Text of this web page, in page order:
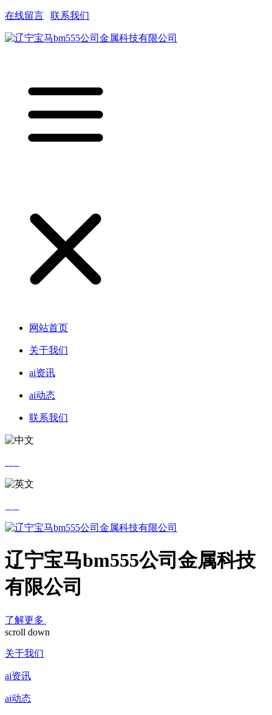
在线留言 联系我们
网站首页
关于我们
ai资讯
ai动态
联系我们
辽宁宝马bm555公司金属科技
有限公司
了解更多
scroll down
关于我们
ai资讯
ai动态